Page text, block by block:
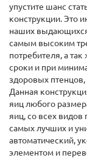
упустите шанс
конструкции. Это
наших выдающихся
самым высоким
потребителя, а
сроки и при
здоровых
Данная
яиц любого
яиц, со всех видов
самых лучших и
автоматический,
элементом и